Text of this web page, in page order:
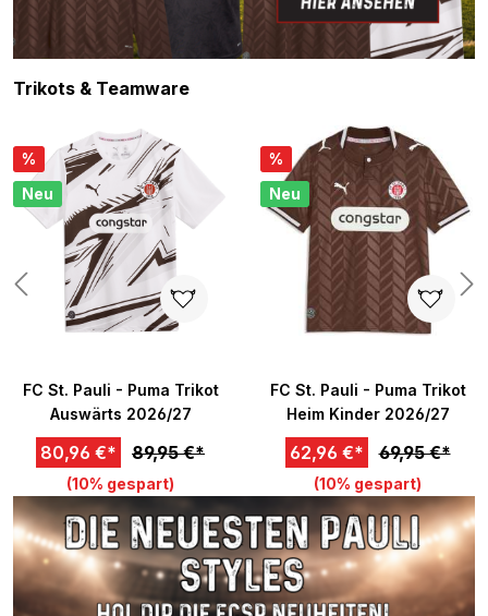
Produktgalerie überspringen
Trikots & Teamware
von 5 Sternen
%
Neu
FC St. Pauli - Puma Trikot
Auswärts 2026/27
80,96 €* 89,95 €*
(10% gespart)
%
Neu
FC St. Pauli - Puma Trikot
Heim Kinder 2026/27
62,96 €* 69,95 €*
(10% gespart)